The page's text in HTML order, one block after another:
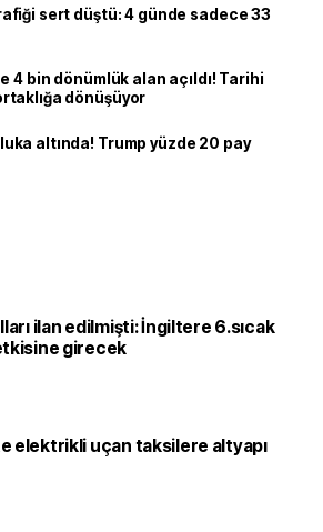
sert düştü: 4 günde sadece 33
4 bin dönümlük alan açıldı! Tarihi
dönüşüyor
altında! Trump yüzde 20 pay
ilan edilmişti: İngiltere 6.sıcak
girecek
elektrikli uçan taksilere altyapı